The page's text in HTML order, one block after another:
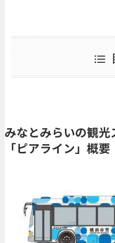
みなとみらいの観
「ピアライン」概要